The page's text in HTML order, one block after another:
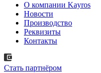
О компании Kayros
Новости
Производство
Реквизиты
Контакты
Стать партнёром